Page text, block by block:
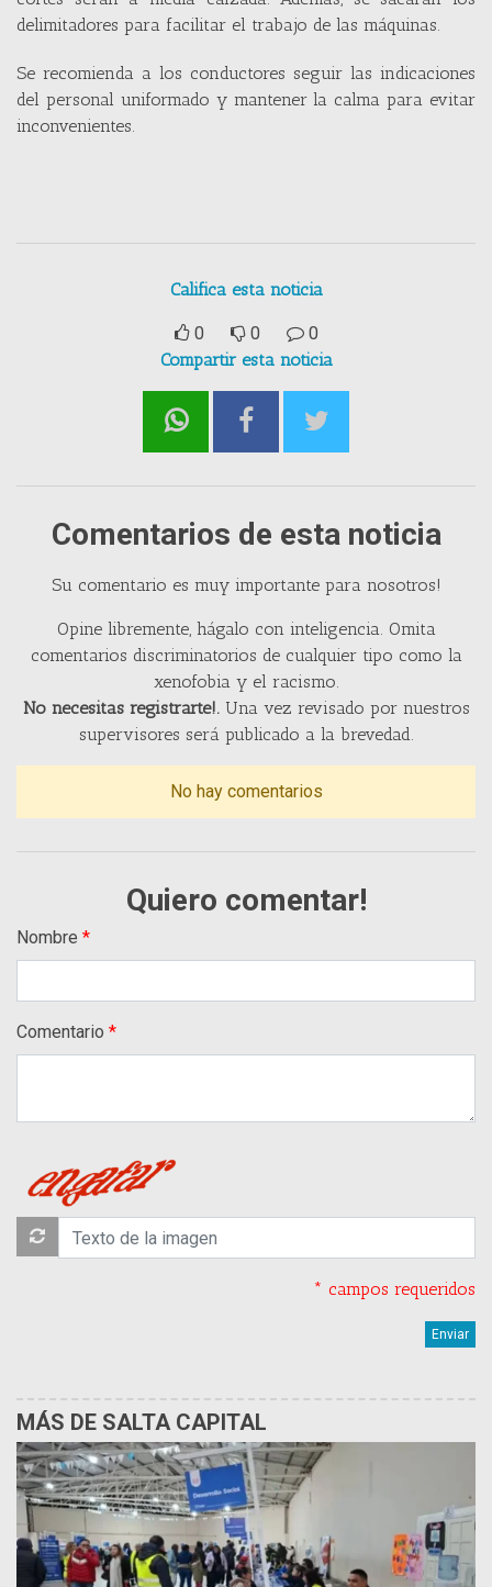
delimitadores para facilitar el trabajo de las máquinas.
Se recomienda a los conductores seguir las indicaciones
del personal uniformado y mantener la calma para evitar
inconvenientes.
Califica esta noticia
0 0
0
Compartir esta noticia
Comentarios de esta noticia
Su comentario es muy importante para nosotros!
Opine libremente, hágalo con inteligencia. Omita
comentarios discriminatorios de cualquier tipo como la
xenofobia y el racismo.
No necesitas registrarte!.Una vez revisado por nuestros
supervisores será publicado a la brevedad.
No hay comentarios
Quiero comentar!
Nombre
Comentario
* campos requeridos
MÁS DE SALTA CAPITAL